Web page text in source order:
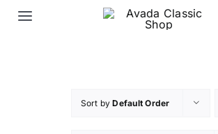
Skip
Toggle
Elektronik Sigara Likit
Sort byDefault Order